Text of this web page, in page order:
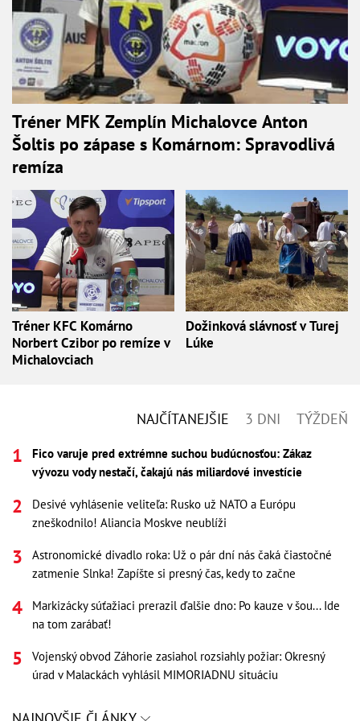
Tréner MFK Zemplín Michalovce Anton
Šoltis po zápase s Komárnom: Spravodlivá
remíza
Tréner KFC Komárno
Norbert Czibor po remíze v
Michalovciach
Dožinková slávnosť v Turej
Lúke
NAJČÍTANEJŠIE 3 DNI TÝŽDEŇ
Fico varuje pred extrémne suchou budúcnosťou: Zákaz
vývozu vody nestačí, čakajú nás miliardové investície
Desivé vyhlásenie veliteľa: Rusko už NATO a Európu
zneškodnilo! Aliancia Moskve neublíži
Astronomické divadlo roka: Už o pár dní nás čaká čiastočné
zatmenie Slnka! Zapíšte si presný čas, kedy to začne
Markizácky súťažiaci prerazil ďalšie dno: Po kauze v šou... Ide
na tom zarábať!
Vojenský obvod Záhorie zasiahol rozsiahly požiar: Okresný
úrad v Malackách vyhlásil MIMORIADNU situáciu